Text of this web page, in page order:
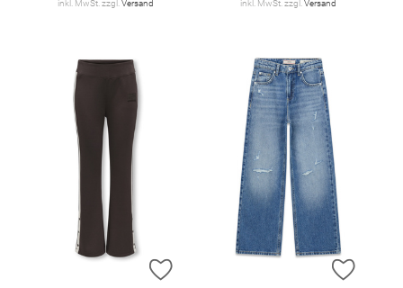
inkl. MwSt. zzgl. Versand inkl. MwSt. zzgl. Versand
ZUR WUNSCHLISTE HINZUFÜGEN
ZUR